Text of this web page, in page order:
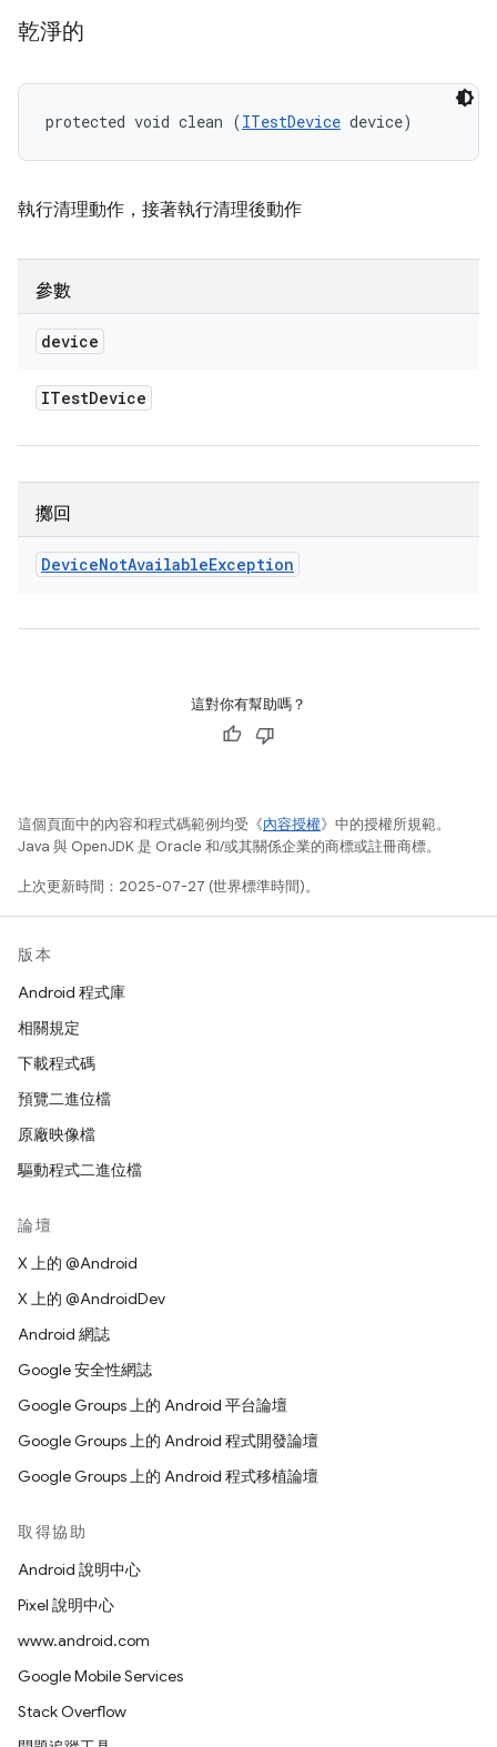
乾淨的
protected void clean (ITestDevice device)
執行清理動作，接著執行清理後動作
參數
device
ITestDevice
擲回
DeviceNotAvailableException
這對你有幫助嗎？
這個頁面中的內容和程式碼範例均受《內容授權》中的授權所規範。
Java 與 OpenJDK 是 Oracle 和/或其關係企業的商標或註冊商標。
上次更新時間：2025-07-27 (世界標準時間)。
版本
Android 程式庫
相關規定
下載程式碼
預覽二進位檔
原廠映像檔
驅動程式二進位檔
論壇
X 上的 @Android
X 上的 @AndroidDev
Android 網誌
Google 安全性網誌
Google Groups 上的 Android 平台論壇
Google Groups 上的 Android 程式開發論壇
Google Groups 上的 Android 程式移植論壇
取得協助
Android 說明中心
Pixel 說明中心
www.android.com
Google Mobile Services
Stack Overflow